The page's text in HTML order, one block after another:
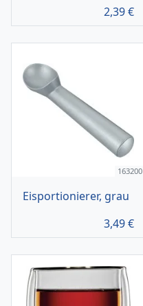
2,39€
163200
Eisportionierer, grau
3,49€